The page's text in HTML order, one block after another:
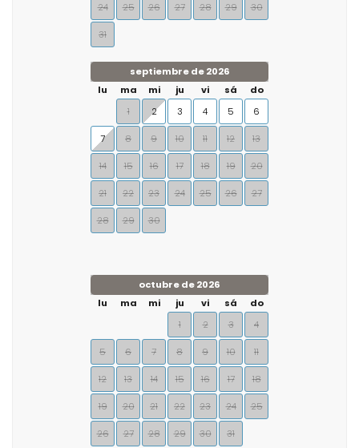
24 25 26 27 28 29 30
31
septiembre de 2026
lu
ma mi ju vi sá
do
1
2 3 4 5 6
7 8 9 10 11 12 13
14 15 16 17 18 19 20
21 22 23 24 25 26 27
28 29 30
octubre de 2026
lu
ma mi ju vi sá
do
1
2 3 4
5 6 7 8 9 10 11
12 13 14 15 16 17 18
19 20 21 22 23 24 25
26 27 28 29 30 31